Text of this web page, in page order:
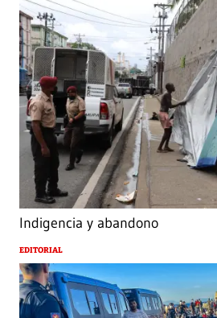
Indigencia y abandono
EDITORIAL